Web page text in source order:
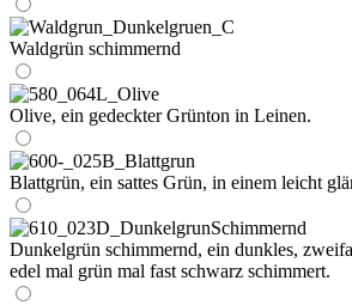
Waldgrün schimmernd
Olive, ein gedeckter Grünton in Leinen.
Blattgrün, ein sattes Grün, in einem leicht
Dunkelgrün schimmernd, ein dunkles,
edel mal grün mal fast schwarz schimmert.